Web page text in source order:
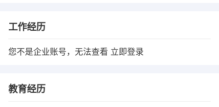
工作经历
您不是企业账号，无法查看 立即登录
教育经历